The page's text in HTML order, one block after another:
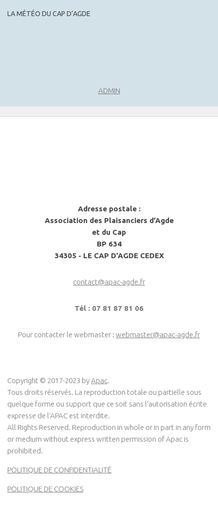
LA MÉTÉO DU CAP D’AGDE
ADMIN
Adresse postale :
Association des Plaisanciers d’Agde
et du Cap
BP 634
34305 - LE CAP D’AGDE CEDEX
contact@apac-agde.fr
Tél : 07 81 87 81 06
Pour contacter le webmaster : webmaster@apac-agde.fr
Copyright © 2017-2023 byApac.
Tous droits réservés. La reproduction totale ou partielle sous
quelque forme ou support que ce soit sans l'autorisation écrite
expresse de l'APAC est interdite.
All Rights Reserved. Reproduction in whole or in part in any form
or medium without express written permission of Apac is
prohibited.
POLITIQUE DE CONFIDENTIALITÉ
POLITIQUE DE COOKIES